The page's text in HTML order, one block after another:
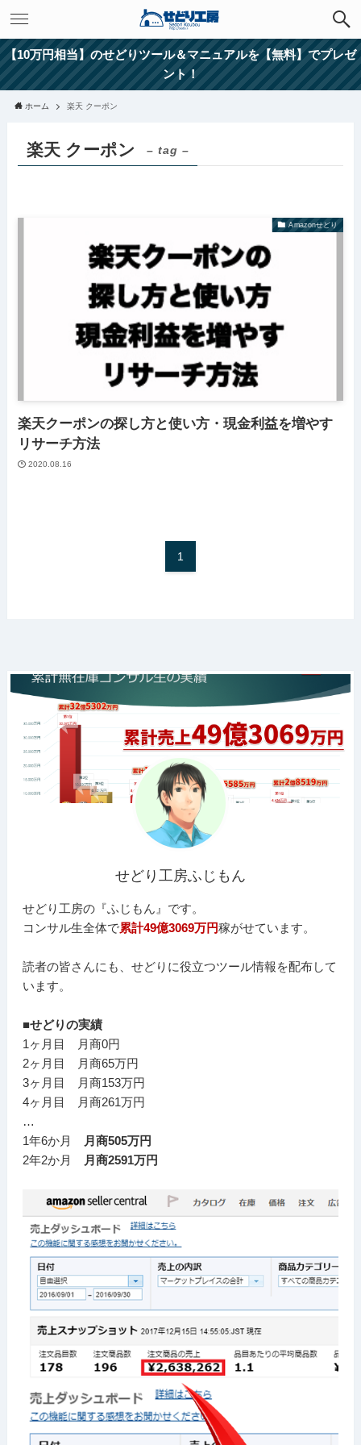
【10万円相当】のせどりツール＆マニュアルを【無料】でプレゼ
ント！
ホーム 楽天 クーポン
楽天 クーポン – tag –
Amazonせどり
楽天クーポンの探し方と使い方・現金利益を増やす
リサーチ方法
2020.08.16
1
せどり工房ふじもん
せどり工房の『ふじもん』です。
コンサル生全体で累計49億3069万円稼がせています。
読者の皆さんにも、せどりに役立つツール情報を配布して
います。
■せどりの実績
1ヶ月目 月商0円
2ヶ月目 月商65万円
3ヶ月目 月商153万円
4ヶ月目 月商261万円
…
1年6か月
月商505万円
2年2か月
月商2591万円